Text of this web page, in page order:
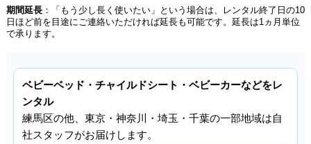
期間延長：「もう少し長く使いたい」という場合は、レンタル終了日の10
日ほど前を目途にご連絡いただければ延長も可能です。延長は1ヵ月単位
で承ります。
ベビーベッド・チャイルドシート・ベビーカーなどをレ
ンタル
練馬区の他、東京・神奈川・埼玉・千葉の一部地域は自
社スタッフがお届けします。